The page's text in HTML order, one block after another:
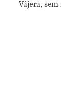
Vájera,